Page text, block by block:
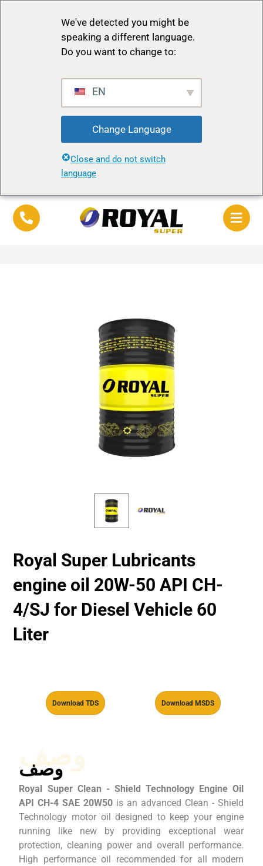
We've detected you might be
speaking a different language.
Do you want to change to:
EN
Change Language
Close and do not switch
language
Royal Super Lubricants
engine oil 20W-50 API CH-
4/SJ for Diesel Vehicle 60
Liter
Download TDS Download MSDS
وصف
وصف
Royal Super Clean - Shield Technology Engine Oil
API CH-4 SAE 20W50 is an advanced Clean - Shield
Technology motor oil designed to keep your engine
running like new by providing exceptional wear
protection, cleaning power and overall performance.
High performance oil recommended for all modern